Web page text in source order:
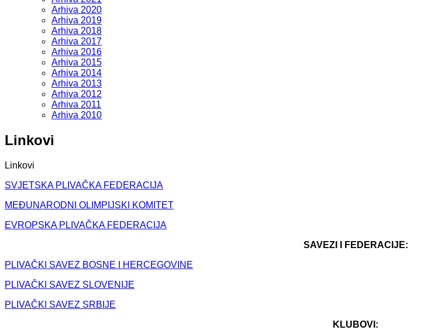
Arhiva 2020
Arhiva 2019
Arhiva 2018
Arhiva 2017
Arhiva 2016
Arhiva 2015
Arhiva 2014
Arhiva 2013
Arhiva 2012
Arhiva 2011
Arhiva 2010
Linkovi
Linkovi
SVJETSKA PLIVAČKA FEDERACIJA
MEĐUNARODNI OLIMPIJSKI KOMITET
EVROPSKA PLIVAČKA FEDERACIJA
SAVEZI I FEDERACIJE:
PLIVAČKI SAVEZ BOSNE I HERCEGOVINE
PLIVAČKI SAVEZ SLOVENIJE
PLIVAČKI SAVEZ SRBIJE
KLUBOVI: